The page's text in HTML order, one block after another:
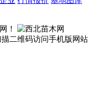
！
描二维码访问手机版网站